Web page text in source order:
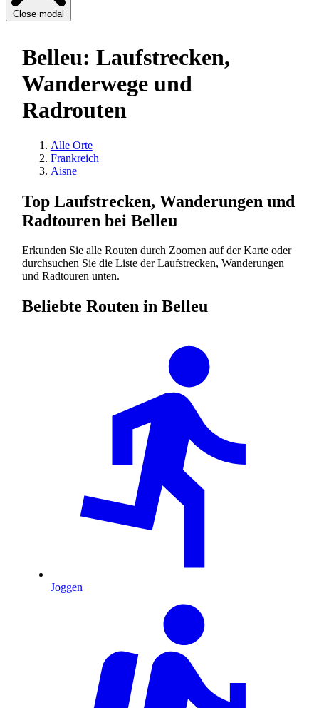
Close modal
Belleu: Laufstrecken,
Wanderwege und
Radrouten
Alle Orte
Frankreich
Aisne
Top Laufstrecken, Wanderungen und
Radtouren bei Belleu
Erkunden Sie alle Routen durch Zoomen auf der Karte oder
durchsuchen Sie die Liste der Laufstrecken, Wanderungen
und Radtouren unten.
Beliebte Routen in Belleu
Joggen